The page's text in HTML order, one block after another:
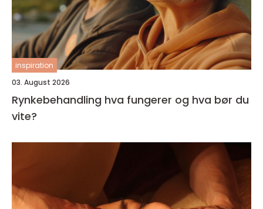
inspiration
03. August 2026
Rynkebehandling hva fungerer og hva bør du
vite?